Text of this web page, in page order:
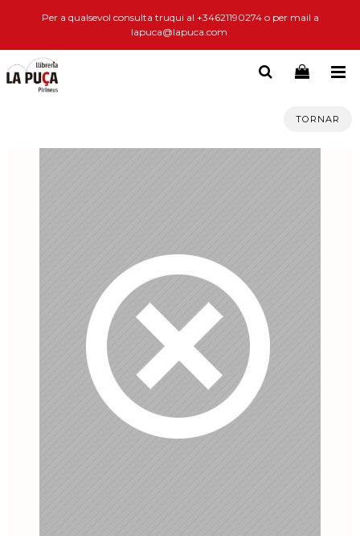
Per a qualsevol consulta truqui al +34621190274 o per mail a
lapuca@lapuca.com
TORNAR